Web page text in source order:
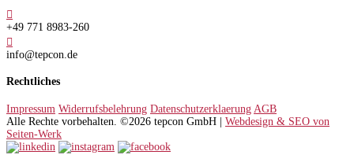

+49 771 8983-260

info@tepcon.de
Rechtliches
Impressum Widerrufsbelehrung Datenschutzerklaerung AGB
Alle Rechte vorbehalten. ©2026 tepcon GmbH | Webdesign & SEO von
Seiten-Werk